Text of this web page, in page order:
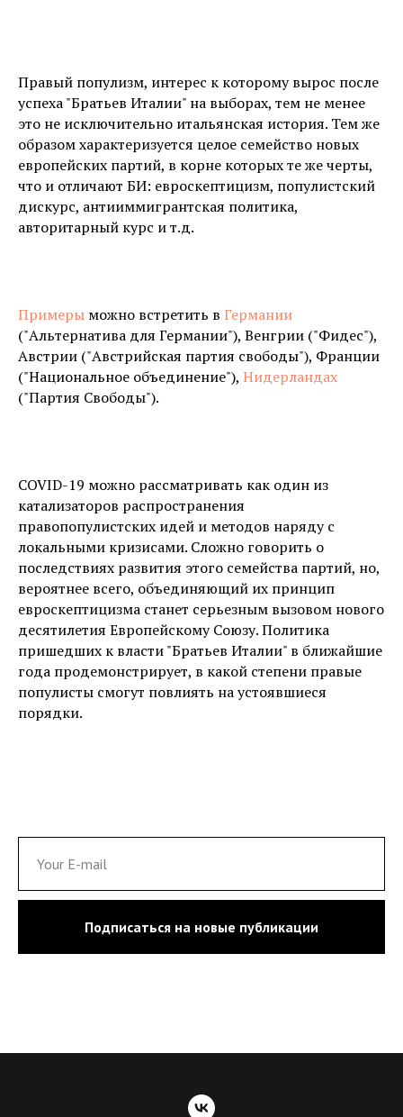
Правый популизм, интерес к которому вырос после
успеха "Братьев Италии" на выборах, тем не менее
это не исключительно итальянская история. Тем же
образом характеризуется целое семейство новых
европейских партий, в корне которых те же черты,
что и отличают БИ: евроскептицизм, популистский
дискурс, антииммигрантская политика,
авторитарный курс и т.д.
Примеры можно встретить в Германии
("Альтернатива для Германии"), Венгрии ("Фидес"),
Австрии ("Австрийская партия свободы"), Франции
("Национальное объединение"), Нидерландах
("Партия Свободы").
COVID-19 можно рассматривать как один из
катализаторов распространения
правопопулистских идей и методов наряду с
локальными кризисами. Сложно говорить о
последствиях развития этого семейства партий, но,
вероятнее всего, объединяющий их принцип
евроскептицизма станет серьезным вызовом нового
десятилетия Европейскому Союзу. Политика
пришедших к власти "Братьев Италии" в ближайшие
года продемонстрирует, в какой степени правые
популисты смогут повлиять на устоявшиеся
порядки.
Подписаться на новые публикации